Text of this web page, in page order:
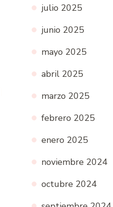
julio 2025
junio 2025
mayo 2025
abril 2025
marzo 2025
febrero 2025
enero 2025
noviembre 2024
octubre 2024